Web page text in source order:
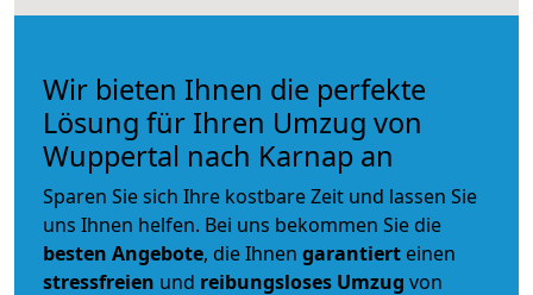
Wir bieten Ihnen die perfekte
Lösung für Ihren Umzug von
Wuppertal nach Karnap an
Sparen Sie sich Ihre kostbare Zeit und lassen Sie
uns Ihnen helfen. Bei uns bekommen Sie die
besten Angebote, die Ihnen garantiert einen
stressfreien und reibungsloses Umzug von